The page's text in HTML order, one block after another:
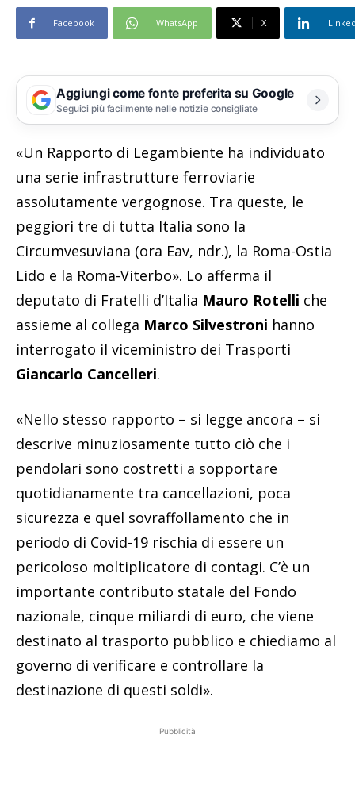
Facebook WhatsApp X
Aggiungi come fonte preferita su Google
Seguici più facilmente nelle notizie consigliate
«Un Rapporto di Legambiente ha individuato
una serie infrastrutture ferroviarie
assolutamente vergognose. Tra queste, le
peggiori tre di tutta Italia sono la
Circumvesuviana (ora Eav, ndr.), la Roma-Ostia
Lido e la Roma-Viterbo». Lo afferma il
deputato di Fratelli d’Italia Mauro Rotelli che
assieme al collega Marco Silvestroni hanno
interrogato il viceministro dei Trasporti
Giancarlo Cancelleri.
«Nello stesso rapporto – si legge ancora – si
descrive minuziosamente tutto ciò che i
pendolari sono costretti a sopportare
quotidianamente tra cancellazioni, poca
sicurezza e quel sovraffollamento che in
periodo di Covid-19 rischia di essere un
pericoloso moltiplicatore di contagi. C’è un
importante contributo statale del Fondo
nazionale, cinque miliardi di euro, che viene
destinato al trasporto pubblico e chiediamo al
governo di verificare e controllare la
destinazione di questi soldi».
Pubblicità